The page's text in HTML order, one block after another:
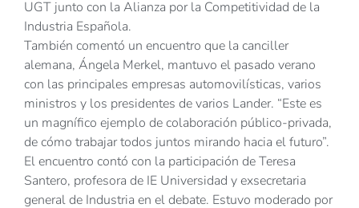
UGT junto con la Alianza por la Competitividad de la
Industria Española.
También comentó un encuentro que la canciller
alemana, Ángela Merkel, mantuvo el pasado verano
con las principales empresas automovilísticas, varios
ministros y los presidentes de varios Lander. “Este es
un magnífico ejemplo de colaboración público-privada,
de cómo trabajar todos juntos mirando hacia el futuro”.
El encuentro contó con la participación de Teresa
Santero, profesora de IE Universidad y exsecretaria
general de Industria en el debate. Estuvo moderado por